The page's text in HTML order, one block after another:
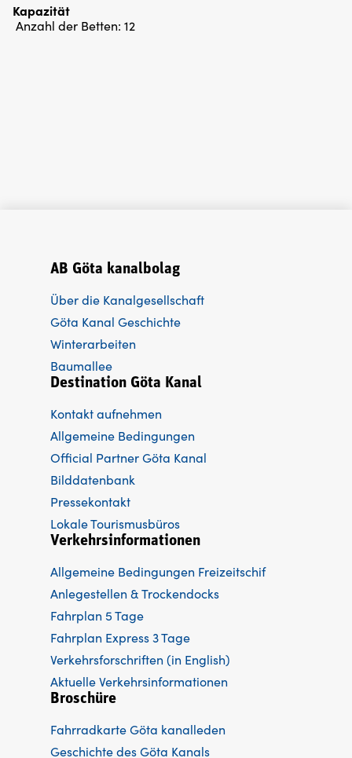
Kapazität
Anzahl der Betten: 12
AB Göta kanalbolag
Über die Kanalgesellschaft
Göta Kanal Geschichte
Winterarbeiten
Baumallee
Destination Göta Kanal
Kontakt aufnehmen
Allgemeine Bedingungen
Official Partner Göta Kanal
Bilddatenbank
Pressekontakt
Lokale Tourismusbüros
Verkehrsinformationen
Allgemeine Bedingungen Freizeitschif
Anlegestellen & Trockendocks
Fahrplan 5 Tage
Fahrplan Express 3 Tage
Verkehrsforschriften (in English)
Aktuelle Verkehrsinformationen
Broschüre
Fahrradkarte Göta kanalleden
Geschichte des Göta Kanals